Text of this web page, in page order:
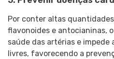
Por conter altas
flavonoides e antocianinas,
saúde das artérias e impede
livres, favorecendo a